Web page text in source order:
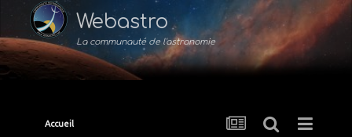
Webastro
La communauté de l'astronomie
Accueil